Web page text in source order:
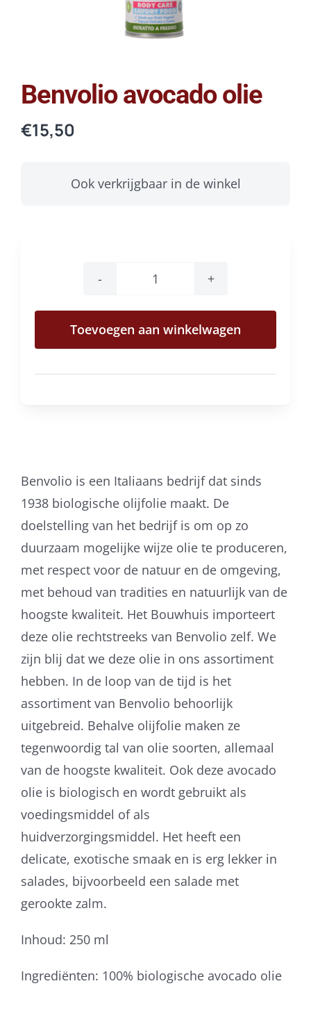
Benvolio avocado olie
€15,50
Ook verkrijgbaar in de winkel
Benvolio
avocado
olie
Toevoegen aan winkelwagen
Benvolio is een Italiaans bedrijf dat sinds
1938 biologische olijfolie maakt. De
doelstelling van het bedrijf is om op zo
duurzaam mogelijke wijze olie te produceren,
met respect voor de natuur en de omgeving,
met behoud van tradities en natuurlijk van de
hoogste kwaliteit. Het Bouwhuis importeert
deze olie rechtstreeks van Benvolio zelf. We
zijn blij dat we deze olie in ons assortiment
hebben. In de loop van de tijd is het
assortiment van Benvolio behoorlijk
uitgebreid. Behalve olijfolie maken ze
tegenwoordig tal van olie soorten, allemaal
van de hoogste kwaliteit. Ook deze avocado
olie is biologisch en wordt gebruikt als
voedingsmiddel of als
huidverzorgingsmiddel. Het heeft een
delicate, exotische smaak en is erg lekker in
salades, bijvoorbeeld een salade met
gerookte zalm.
Inhoud: 250 ml
Ingrediënten: 100% biologische avocado olie